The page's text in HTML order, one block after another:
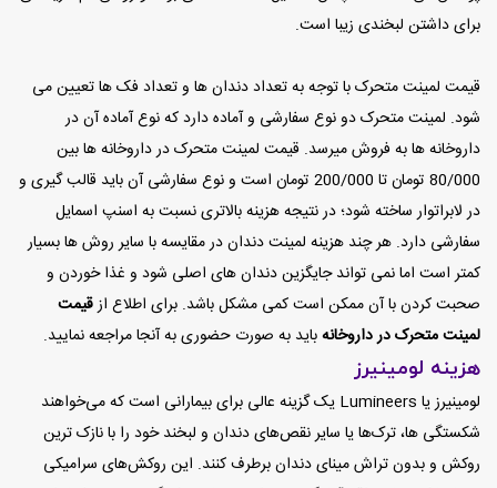
برای داشتن لبخندی زیبا است.
قیمت لمینت متحرک با توجه به تعداد دندان ها و تعداد فک ها تعیین می
شود. لمینت متحرک دو نوع سفارشی و آماده دارد که نوع آماده آن در
داروخانه ها به فروش میرسد. قیمت لمینت متحرک در داروخانه ها بین
80/000 تومان تا 200/000 تومان است و نوع سفارشی آن باید قالب گیری و
در لابراتوار ساخته شود؛ در نتیجه هزینه بالاتری نسبت به اسنپ اسمایل
سفارشی دارد. هر چند هزینه لمینت دندان در مقایسه با سایر روش ها بسیار
کمتر است اما نمی تواند جایگزین دندان های اصلی شود و غذا خوردن و
صحبت کردن با آن ممکن است کمی مشکل باشد. برای اطلاع ازقیمت
لمینت متحرک در داروخانهباید به صورت حضوری به آنجا مراجعه نمایید.
هزینه لومینیرز
لومینیرز یا Lumineers یک گزینه عالی برای بیمارانی است که می‌خواهند
شکستگی ها، ترک‌ها یا سایر نقص‌های دندان و لبخند خود را با نازک ترین
روکش و بدون تراش مینای دندان برطرف کنند. این روکش‌های سرامیکی